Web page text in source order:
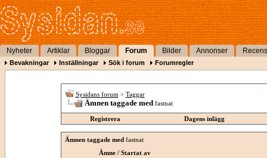
Nyheter Artiklar Bloggar Forum Bilder Annonser
Bevakningar Inställningar Sök i forum Forumregler
Sysidans forum > Taggar
Ämnen taggade med fastnat
Registrera Dagens inlägg
Ämnen taggade med fastnat
Ämne / Startat av